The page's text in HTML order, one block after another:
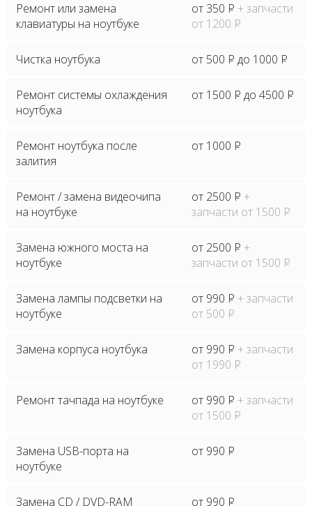
Ремонт или замена
клавиатуры на ноутбуке
от 350 P + запчасти
от 1200 P
Чистка ноутбука от 500 P до 1000 P
Ремонт системы охлаждения
ноутбука
от 1500 P до 4500 P
Ремонт ноутбука после
залития
от 1000 P
Ремонт / замена видеочипа
на ноутбуке
от 2500 P +
запчасти от 1500 P
Замена южного моста на
ноутбуке
от 2500 P +
запчасти от 1500 P
Замена лампы подсветки на
ноутбуке
от 990 P + запчасти
от 500 P
Замена корпуса ноутбука от 990 P + запчасти
от 1990 P
Ремонт тачпада на ноутбуке от 990 P + запчасти
от 1500 P
Замена USB-порта на
ноутбуке
от 990 P
Замена CD / DVD-RAM от 990 P